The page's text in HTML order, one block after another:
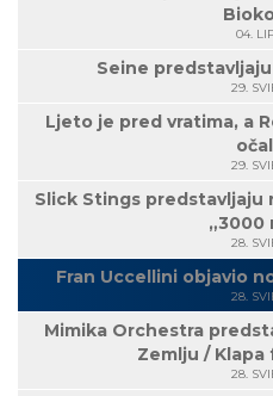
04.
Seine
29.
Ljeto je pred vratima, a
29.
Slick Stings predstavljaju
„3000
28.
Fran Uccellini objavio
28.
Mimika Orchestra
Zemlju /
28.